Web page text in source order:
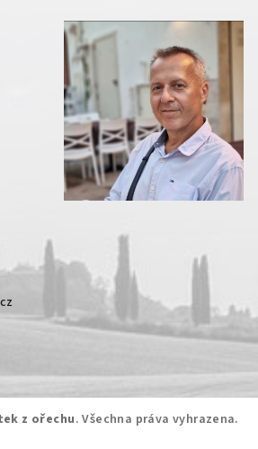
z ořechu. Všechna práva vyhrazena.